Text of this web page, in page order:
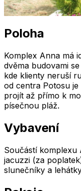
Poloha
Komplex Anna má
dvěma budovami
kde klienty neruší
od centra Potosu
projít až přímo k
písečnou pláž.
Vybavení
Součástí komplexu
jacuzzi (za
slunečníky a